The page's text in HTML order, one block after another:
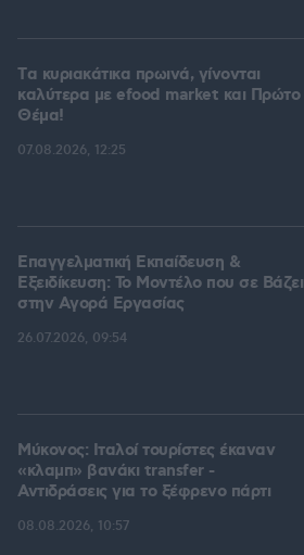
Tα κυριακάτικα πρωινά, γίνονται
καλύτερα με efood market και Πρώτο
Θέμα!
07.08.2026, 12:25
Επαγγελματική Εκπαίδευση &
Εξειδίκευση: Το Mοντέλο που σε Bάζει
στην Aγορά Eργασίας
26.07.2026, 09:54
Μύκονος: Ιταλοί τουρίστες έκαναν
«κλαμπ» βανάκι transfer -
Αντιδράσεις για το ξέφρενο πάρτι
08.08.2026, 10:57